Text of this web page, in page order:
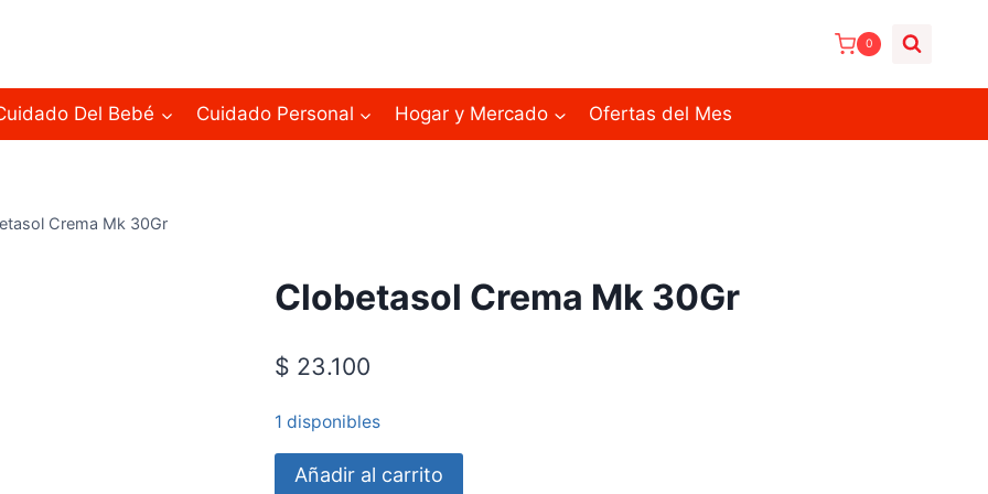
0
Del Bebé Cuidado Personal Hogar y Mercado Ofertas del Mes
Crema Mk 30Gr
Clobetasol Crema Mk 30Gr
$ 23.100
1 disponibles
Añadir al carrito